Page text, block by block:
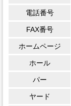
電話番号
FAX番号
ホームページ
ホール
パー
ヤード